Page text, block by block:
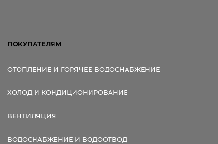
ПОКУПАТЕЛЯМ
ОТОПЛЕНИЕ И ГОРЯЧЕЕ ВОДОСНАБЖЕНИЕ
ХОЛОД И КОНДИЦИОНИРОВАНИЕ
ВЕНТИЛЯЦИЯ
ВОДОСНАБЖЕНИЕ И ВОДООТВОД